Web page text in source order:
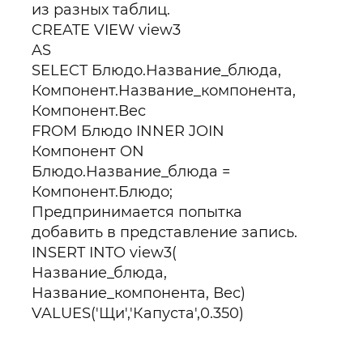
из разных таблиц.
CREATE VIEW view3
AS
SELECT Блюдо.Название_блюда,
Компонент.Название_компонента,
Компонент.Вес
FROM Блюдо INNER JOIN
Компонент ON
Блюдо.Название_блюда =
Компонент.Блюдо;
Предпринимается попытка
добавить в представление запись.
INSERT INTO view3(
Название_блюда,
Название_компонента, Вес)
VALUES('Щи','Капуста',0.350)